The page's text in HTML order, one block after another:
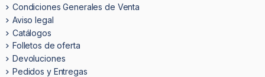
Condiciones Generales de Venta
Aviso legal
Catálogos
Folletos de oferta
Devoluciones
Pedidos y Entregas